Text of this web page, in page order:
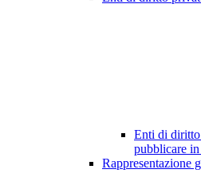
Enti di
pubblicare
Rappresentazione